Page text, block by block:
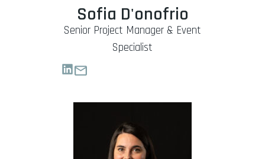
Sofia D'onofrio
Senior Project Manager & Event
Specialist